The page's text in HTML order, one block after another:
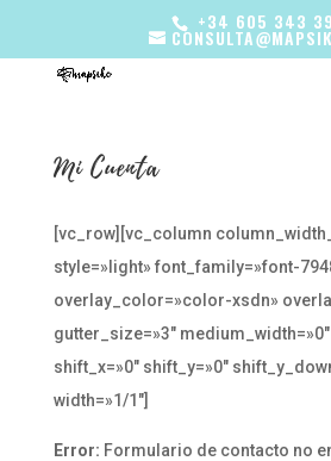
+34 605 343
Mi Cuenta
[vc_row][vc_column
style=»light» font_family=»font-
overlay_color=»color-xsdn»
gutter_size=»3″
shift_x=»0″ shift_y=»0″
width=»1/1″]
Error: Formulario de contacto no